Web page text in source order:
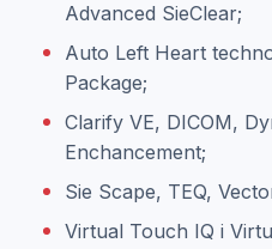
Advanced SieClear;
Auto Left Heart
Package;
Clarify VE, DICOM,
Enchancement;
Sie Scape, TEQ,
Virtual Touch IQ і